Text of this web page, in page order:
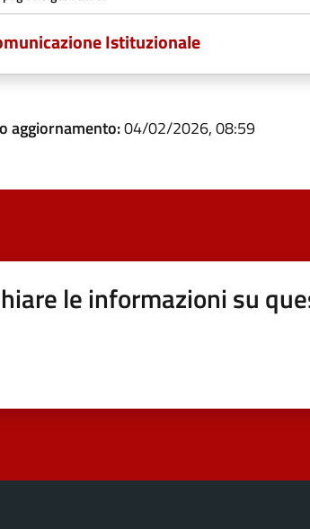
Istituzionale
aggiornamento:04/02/2026, 08:59
le informazioni su